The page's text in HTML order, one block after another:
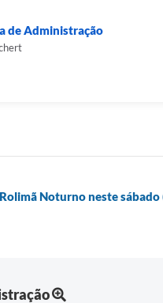
de Administração
Noturno neste sábado